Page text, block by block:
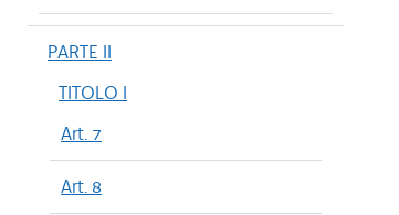
PARTE II
TITOLO I
Art. 7
Art. 8